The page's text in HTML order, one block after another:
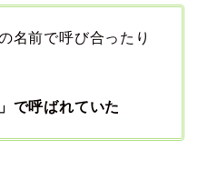
名前で呼び合ったり
で呼ばれていた